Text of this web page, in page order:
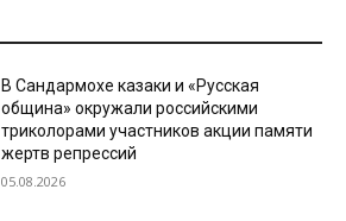
В Сандармохе казаки и «Русская
община» окружали российскими
триколорами участников акции памяти
жертв репрессий
05.08.2026